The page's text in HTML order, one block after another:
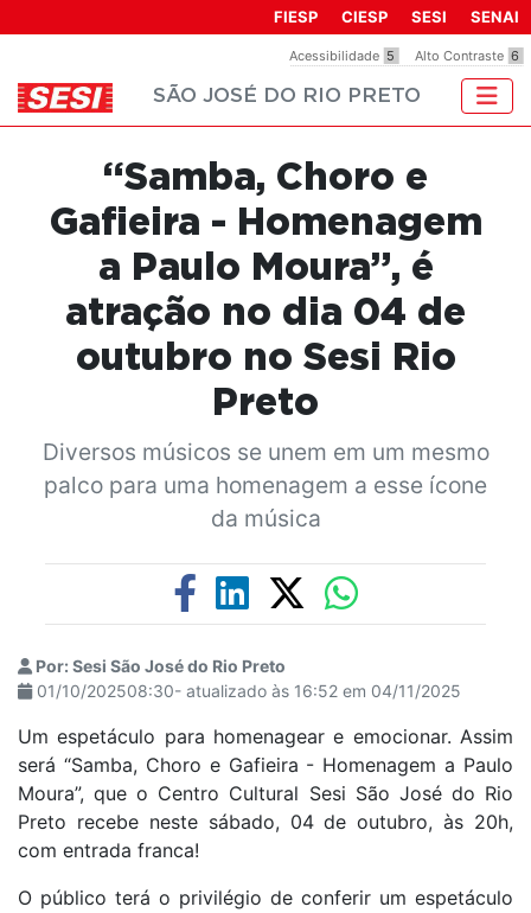
inclui
um
acessibilidade.
Acessibilidade 5 Alto Contraste 6
FIESP CIESP SESI SENAI
SÃO JOSÉ DO RIO PRETO
“Samba, Choro e
Gafieira - Homenagem
a Paulo Moura”, é
atração no dia 04 de
outubro no Sesi Rio
Preto
Diversos músicos se unem em um mesmo
palco para uma homenagem a esse ícone
da música
Por: Sesi São José do Rio Preto
01/10/202508:30- atualizado às 16:52 em 04/11/2025
Um espetáculo para homenagear e emocionar. Assim
será “Samba, Choro e Gafieira - Homenagem a Paulo
Moura”, que o Centro Cultural Sesi São José do Rio
Preto recebe neste sábado, 04 de outubro, às 20h,
com entrada franca!
O público terá o privilégio de conferir um espetáculo